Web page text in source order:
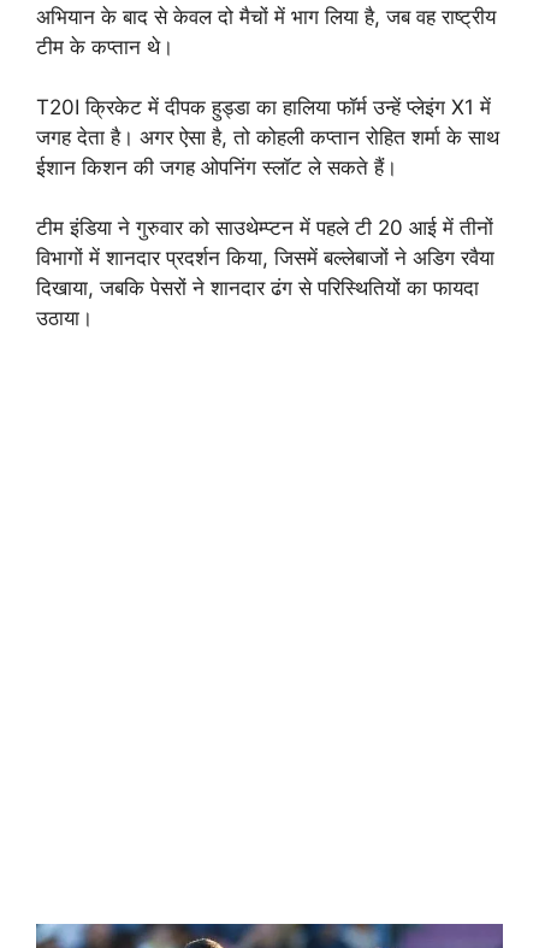
अभियान के बाद से केवल दो मैचों में भाग लिया है, जब वह राष्ट्रीय
टीम के कप्तान थे।
T20I क्रिकेट में दीपक हुड्डा का हालिया फॉर्म उन्हें प्लेइंग X1 में
जगह देता है। अगर ऐसा है, तो कोहली कप्तान रोहित शर्मा के साथ
ईशान किशन की जगह ओपनिंग स्लॉट ले सकते हैं।
टीम इंडिया ने गुरुवार को साउथेम्प्टन में पहले टी 20 आई में तीनों
विभागों में शानदार प्रदर्शन किया, जिसमें बल्लेबाजों ने अडिग रवैया
दिखाया, जबकि पेसरों ने शानदार ढंग से परिस्थितियों का फायदा
उठाया।